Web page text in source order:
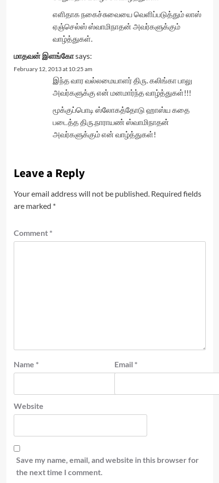
எளிதாக நகைச்சுவையை வெளிப்படுத்தும் லாஸ்
ஏஞ்செல்ஸ் ஸ்வாமிநாதன் அவர்களுக்கும்
வாழ்த்துகள்.
மாதவன் இளங்கோsays:
February 12, 2013 at 10:25 am
இந்த வார வல்லமையாளர் திரு. கலிங்கா பாலு
அவர்களுக்கு என் மனமார்ந்த வாழ்த்துகள்!!!
மூக்குப்பொடி ஸ்லோகத்தோடு ஹாஸ்ய கதை
படைத்த திரு.நாராயண் ஸ்வாமிநாதன்
அவர்களுக்கும் என் வாழ்த்துகள்!
Leave a Reply
Your email address will not be published. Required fields
are marked *
Comment *
Name * Email *
Website
Save my name, email, and website in this browser for
the next time I comment.